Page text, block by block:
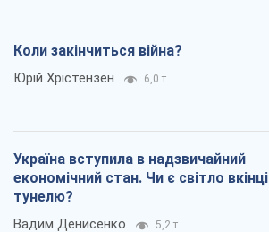
Коли закінчиться війна?
Юрій Хрістензен 6,0 т.
Україна вступила в надзвичайний
економічний стан. Чи є світло вкінці
тунелю?
Вадим Денисенко 5,2 т.